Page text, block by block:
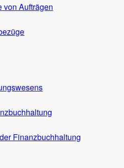
von Aufträgen
Finanzbuchhaltung